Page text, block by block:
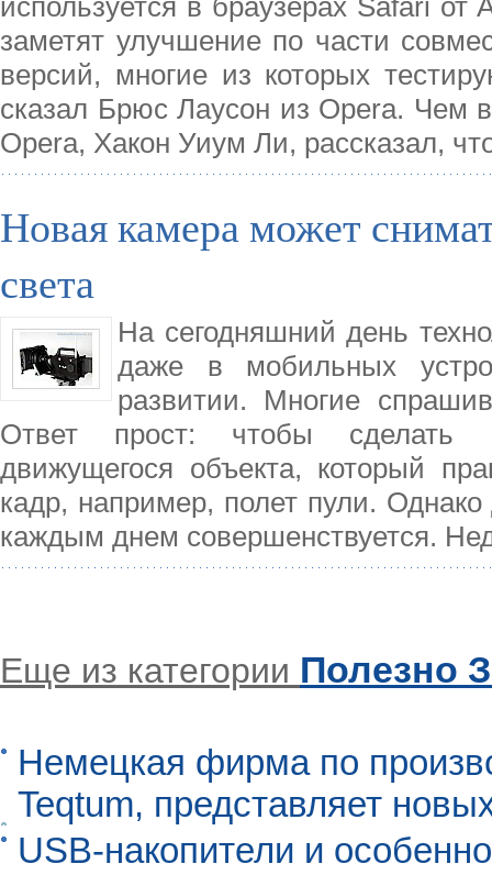
используется в браузерах Safari
заметят улучшение по части
версий, многие из которых
сказал Брюс Лаусон из Opera. Чем
Opera, Хакон Уиум Ли, рассказал,
Новая камера может
света
На сегодняшний день
даже в мобильных
развитии. Многие
Ответ прост: чтобы сделать
движущегося объекта, который
кадр, например, полет пули.
каждым днем совершенствуется.
Еще из категории Полезно
Немецкая фирма по
Teqtum, представляет
USB-накопители и